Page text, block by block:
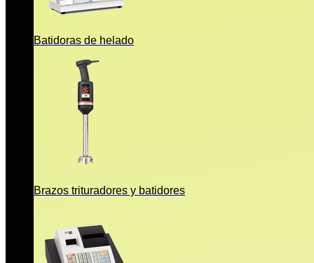
Batidoras de helado
Brazos trituradores y batidores